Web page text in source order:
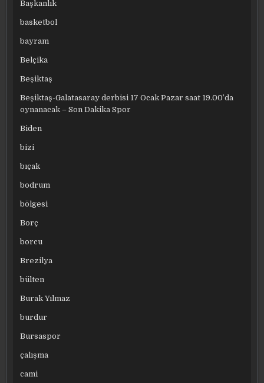
Başkanlık
basketbol
bayram
Belçika
Beşiktaş
Beşiktaş-Galatasaray derbisi 17 Ocak Pazar saat 19.00’da
oynanacak – Son Dakika Spor
Biden
bizi
bıçak
bodrum
bölgesi
Borç
borcu
Brezilya
bülten
Burak Yılmaz
burdur
Bursaspor
çalışma
cami